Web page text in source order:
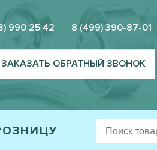
990 25 42 8 (499) 390-87-01
ЗАКАЗАТЬ ОБРАТНЫЙ ЗВОНОК